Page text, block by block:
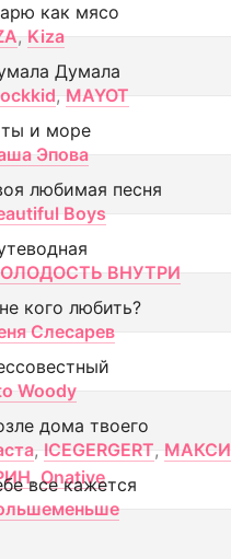
как мясо
, Kiza
Думала
, MAYOT
и море
Эпова
любимая песня
Boys
ВНУТРИ
кого любить?
Слесарев
Woody
дома твоего
, ICEGERGERT, МАКСИ
, Onative
все кажется